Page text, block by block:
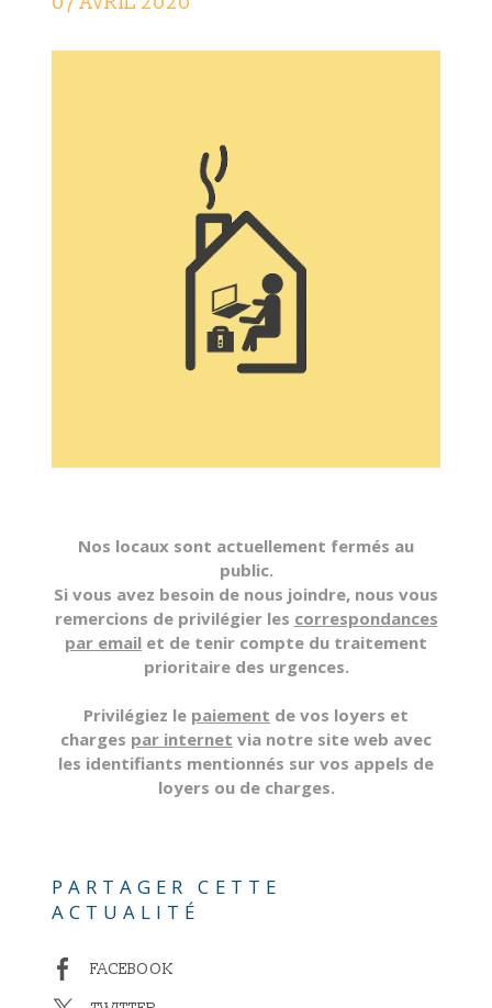
Nos locaux sont actuellement fermés au
public.
Si vous avez besoin de nous joindre, nous vous
remercions de privilégier les correspondances
par email et de tenir compte du traitement
prioritaire des urgences.
Privilégiez le paiement de vos loyers et
charges par internet via notre site web avec
les identifiants mentionnés sur vos appels de
loyers ou de charges.
PARTAGER CETTE
ACTUALITÉ
FACEBOOK